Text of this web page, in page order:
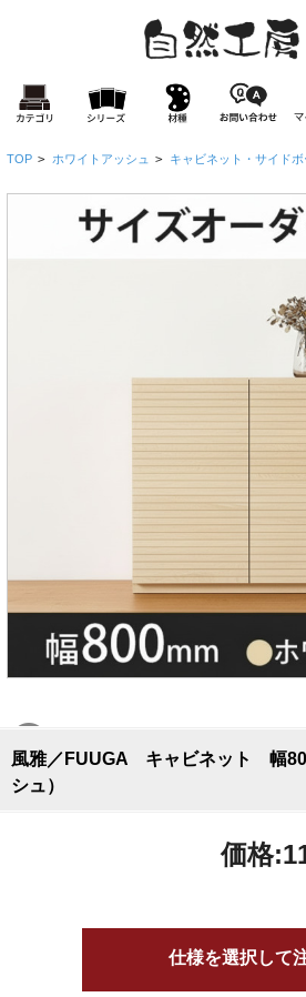
TOP > ホワイトアッシュ > キャビネット・サイドボ
風雅／FUUGA キャビネット 幅
シュ）
価格:
仕様を選択して